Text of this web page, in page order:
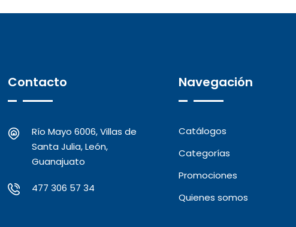
Contacto
Río Mayo 6006, Villas de
Santa Julia, León,
Guanajuato
477 306 57 34
Navegación
Catálogos
Categorías
Promociones
Quienes somos